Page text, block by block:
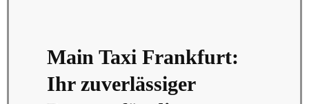
Main Taxi Frankfurt:
Ihr zuverlässiger